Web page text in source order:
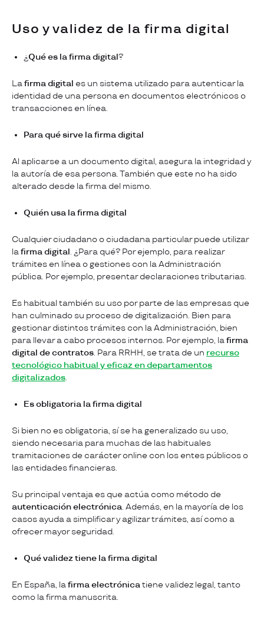
Uso y validez de la firma digital
¿Qué es la firma digital?
Lafirma digital es un sistema utilizado para autenticar la
identidad de una persona en documentos electrónicos o
transacciones en línea.
Para qué sirve la firma digital
Al aplicarse a un documento digital, asegura la integridad y
la autoría de esa persona. También que este no ha sido
alterado desde la firma del mismo.
Quién usa la firma digital
Cualquier ciudadano o ciudadana particular puede utilizar
lafirma digital. ¿Para qué? Por ejemplo, para realizar
trámites en línea o gestiones con la Administración
pública. Por ejemplo, presentar declaraciones tributarias.
Es habitual también su uso por parte de las empresas que
han culminado su proceso de digitalización. Bien para
gestionar distintos trámites con la Administración, bien
para llevar a cabo procesos internos. Por ejemplo, lafirma
digital de contratos. Para RRHH, se trata de un recurso
tecnológico habitual y eficaz en departamentos
digitalizados.
Es obligatoria la firma digital
Si bien no es obligatoria, sí se ha generalizado su uso,
siendo necesaria para muchas de las habituales
tramitaciones de carácter online con los entes públicos o
las entidades financieras.
Su principal ventaja es que actúa como método de
autenticación electrónica. Además, en la mayoría de los
casos ayuda a simplificar y agilizar trámites, así como a
ofrecer mayor seguridad.
Qué validez tiene la firma digital
En España, lafirma electrónicatiene validez legal, tanto
como la firma manuscrita.